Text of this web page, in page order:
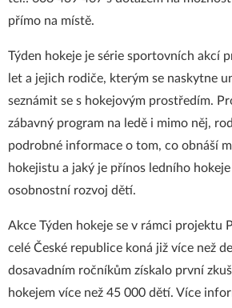
přímo na místě.
Týden hokeje je série sportovních akcí
let a jejich rodiče, kterým se naskytne
seznámit se s hokejovým prostředím.
zábavný program na ledě i mimo něj,
podrobné informace o tom, co obnáší
hokejistu a jaký je přínos ledního
osobnostní rozvoj dětí.
Akce Týden hokeje se v rámci projektu
celé České republice koná již více než
dosavadním ročníkům získalo první
hokejem více než 45 000 dětí. Více